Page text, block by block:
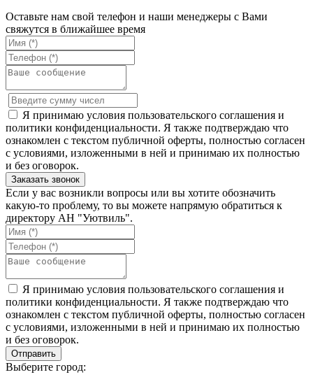
Оставьте нам свой телефон и наши менеджеры с Вами
свяжутся в ближайшее время
Я принимаю условия пользовательского соглашения и
политики конфиденциальности. Я также подтверждаю что
ознакомлен с текстом публичной оферты, полностью согласен
с условиями, изложенными в ней и принимаю их полностью
и без оговорок.
Если у вас возникли вопросы или вы хотите обозначить
какую-то проблему, то вы можете напрямую обратиться к
директору АН "Уютвиль".
Я принимаю условия пользовательского соглашения и
политики конфиденциальности. Я также подтверждаю что
ознакомлен с текстом публичной оферты, полностью согласен
с условиями, изложенными в ней и принимаю их полностью
и без оговорок.
Выберите город: